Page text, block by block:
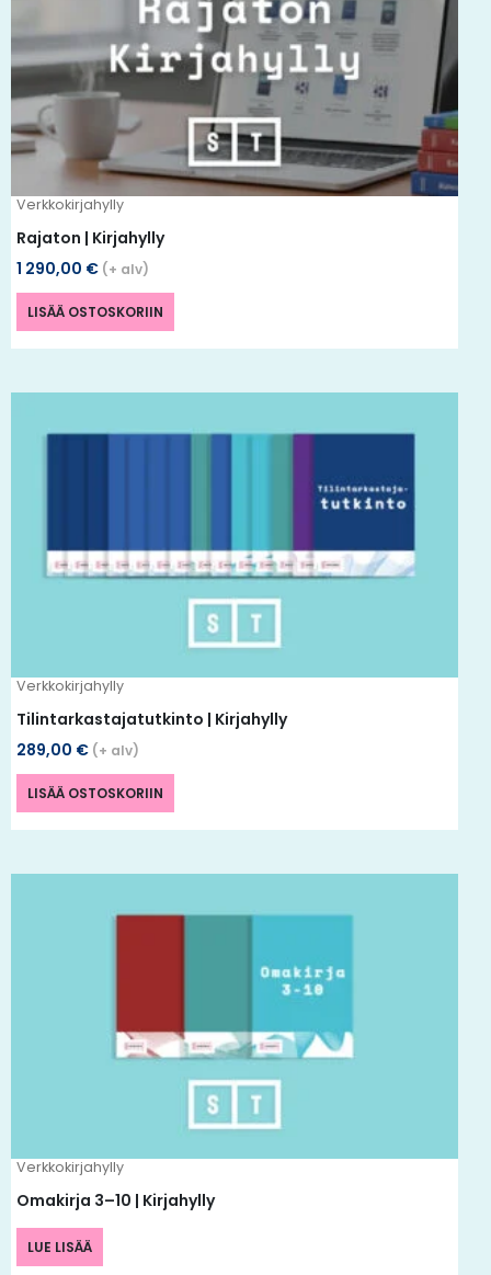
Verkkokirjahylly
Rajaton | Kirjahylly
1 290,00 € (+ alv)
LISÄÄ OSTOSKORIIN
Verkkokirjahylly
Tilintarkastajatutkinto | Kirjahylly
289,00 € (+ alv)
LISÄÄ OSTOSKORIIN
Verkkokirjahylly
Omakirja 3–10 | Kirjahylly
LUE LISÄÄ